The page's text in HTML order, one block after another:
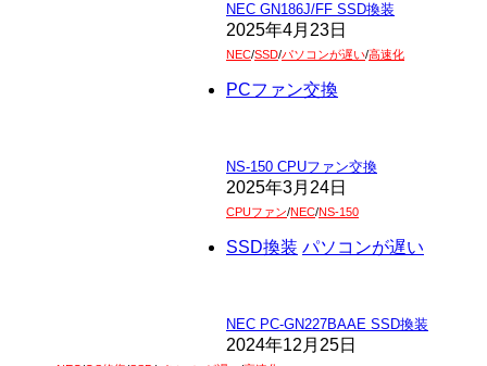
NEC GN186J/FF SSD換装
2025年4月23日
NEC/SSD/パソコンが遅い/高速化
PCファン交換
NS-150 CPUファン交換
2025年3月24日
CPUファン/NEC/NS-150
SSD換装 パソコンが遅い
NEC PC-GN227BAAE SSD換装
2024年12月25日